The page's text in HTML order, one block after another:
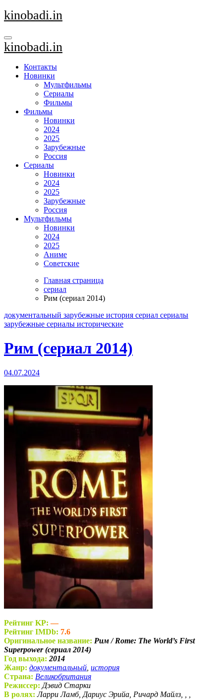
Перейти
к
kinobadi.in
kinobadi.in
Контакты
Новинки
Мультфильмы
Сериалы
Фильмы
Фильмы
Новинки
2024
2025
Зарубежные
Россия
Сериалы
Новинки
2024
2025
Зарубежные
Россия
Мультфильмы
Новинки
2024
2025
Аниме
Советские
Главная страница
сериал
Рим (сериал 2014)
документальный зарубежные история сериал сериалы
зарубежные сериалы исторические
Рим (сериал 2014)
04.07.2024
Рейтинг KP: —
Рейтинг IMDb: 7.6
Оригинальное название: Рим / Rome: The World’s First
Superpower (сериал 2014)
Год выхода: 2014
Жанр: документальный история
Страна: Великобритания
Режиссер: Дэвид Старки
В ролях: Ларри Ламб, Дариус Эрийа, Ричард Майлз, , ,